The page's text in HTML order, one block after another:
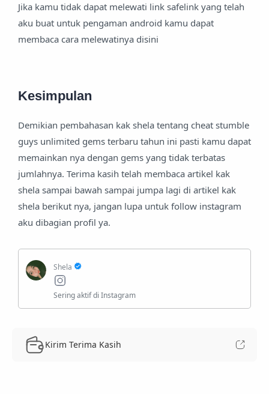
Jika kamu tidak dapat melewati link safelink yang telah
aku buat untuk pengaman android kamu dapat
membaca cara melewatinya disini
Kesimpulan
Demikian pembahasan kak shela tentang cheat stumble
guys unlimited gems terbaru tahun ini pasti kamu dapat
memainkan nya dengan gems yang tidak terbatas
jumlahnya. Terima kasih telah membaca artikel kak
shela sampai bawah sampai jumpa lagi di artikel kak
shela berikut nya, jangan lupa untuk follow instagram
aku dibagian profil ya.
Kirim Terima Kasih